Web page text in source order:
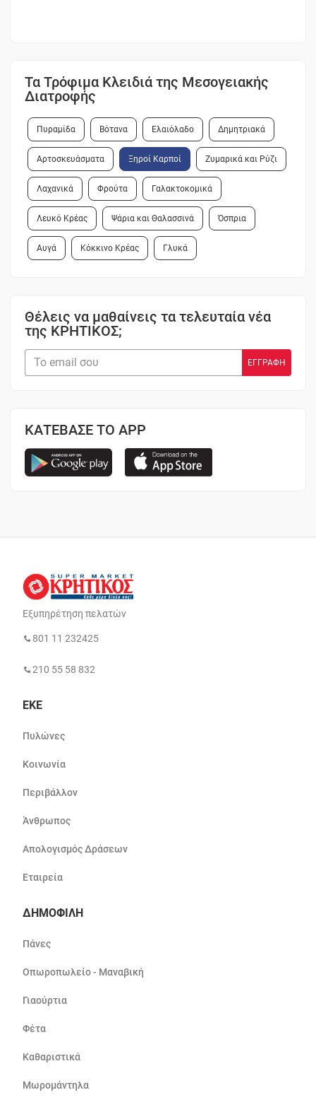
Τα Τρόφιμα Κλειδιά της Μεσογειακής
Διατροφής
Πυραμίδα Βότανα Ελαιόλαδο Δημητριακά
Αρτοσκευάσματα Ξηροί Καρποί Ζυμαρικά και Ρύζι
Λαχανικά Φρούτα Γαλακτοκομικά
Λευκό Κρέας Ψάρια και Θαλασσινά Όσπρια
Αυγά Κόκκινο Κρέας Γλυκά
Θέλεις να μαθαίνεις τα τελευταία νέα
της ΚΡΗΤΙΚΟΣ;
ΚΑΤΕΒΑΣΕ ΤΟ APP
Εξυπηρέτηση πελατών
801 11 232425
210 55 58 832
ΕΚΕ
Πυλώνες
Κοινωνία
Περιβάλλον
Άνθρωπος
Απολογισμός Δράσεων
Εταιρεία
ΔΗΜΟΦΙΛΗ
Πάνες
Οπωροπωλείο - Μαναβική
Γιαούρτια
Φέτα
Καθαριστικά
Μωρομάντηλα